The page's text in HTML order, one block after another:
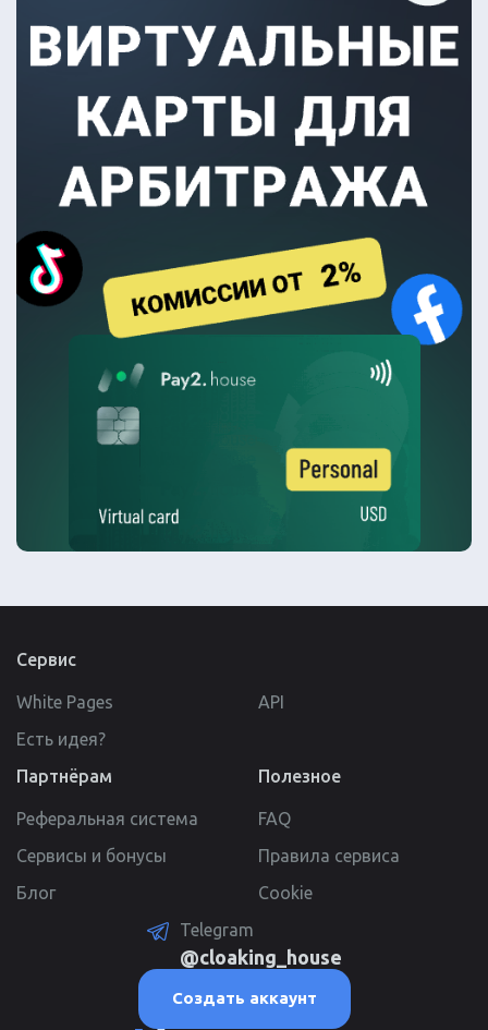
Сервис
White Pages
API
Есть идея?
Партнёрам
Реферальная система
Сервисы и бонусы
Блог
Полезное
FAQ
Правила сервиса
Cookie
Telegram
@cloaking_house
Создать аккаунт